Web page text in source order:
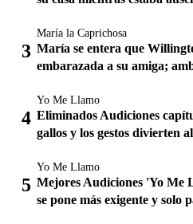
María la Caprichosa
María se entera que
embarazada a su amiga;
Yo Me Llamo
Eliminados Audiciones
gallos y los gestos divierten
Yo Me Llamo
Mejores Audiciones 'Yo Me
se pone más exigente y solo